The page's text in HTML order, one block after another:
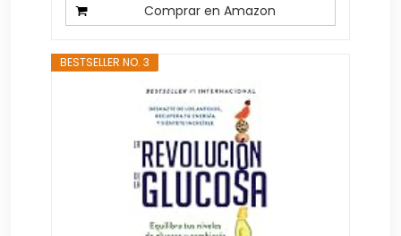
Comprar en Amazon
BESTSELLER NO. 3